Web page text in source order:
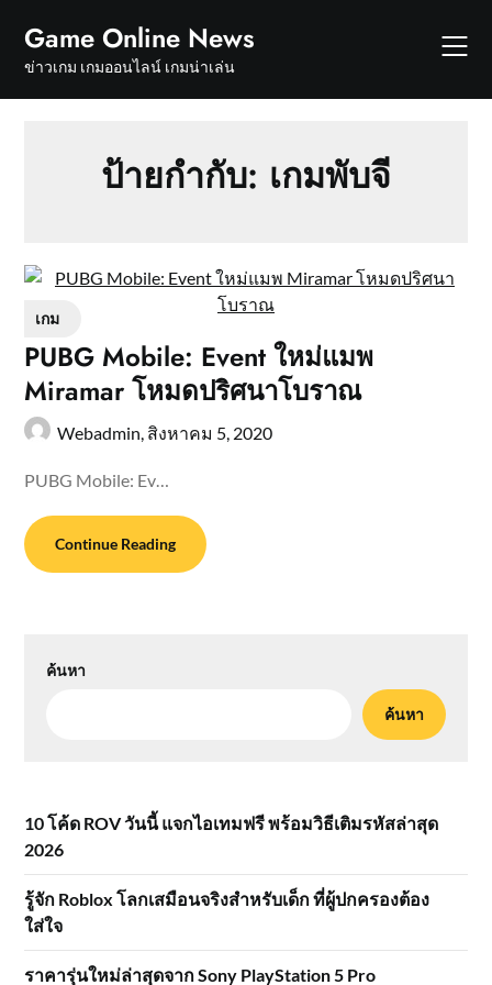
content
Game Online News
ข่าวเกม เกมออนไลน์ เกมน่าเล่น
ป้ายกำกับ: เกมพับจี
เกม
PUBG Mobile: Event ใหม่แมพ
Miramar โหมดปริศนาโบราณ
Webadmin, สิงหาคม 5, 2020
PUBG Mobile: Ev…
Continue Reading
ค้นหา
ค้นหา
10 โค้ด ROV วันนี้ แจกไอเทมฟรี พร้อมวิธีเติมรหัสล่าสุด
2026
รู้จัก Roblox โลกเสมือนจริงสำหรับเด็ก ที่ผู้ปกครองต้อง
ใส่ใจ
ราคารุ่นใหม่ล่าสุดจาก Sony PlayStation 5 Pro